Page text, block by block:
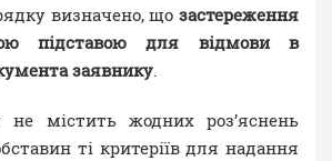
визначено, що застереження
підставою для відмови в
заявнику.
не містить жодних роз’яснень
ті критеріїв для надання